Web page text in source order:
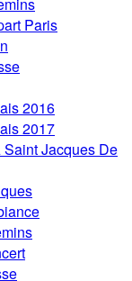
Paris
2016
2017
Jacques De